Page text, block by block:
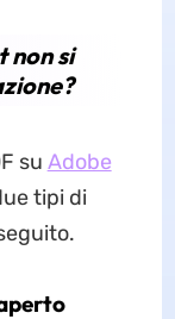
non si
su Adobe
tipi di